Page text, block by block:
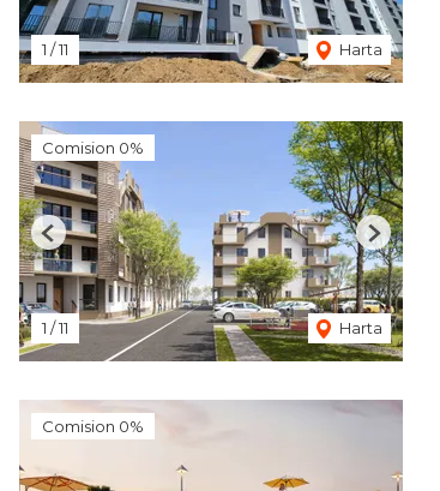
1 /11 Harta
Comision 0%
1 /11 Harta
Previous Next
Comision 0%